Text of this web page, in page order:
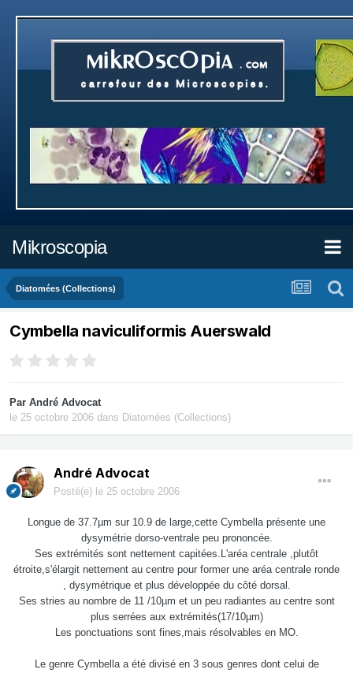
Mikroscopia
Diatomées (Collections)
Cymbella naviculiformis Auerswald
Par André Advocat
le 25 octobre 2006 dans Diatomées (Collections)
André Advocat
Posté(e) le 25 octobre 2006
Longue de 37.7µm sur 10.9 de large,cette Cymbella présente une
dysymétrie dorso-ventrale peu prononcée.
Ses extrémités sont nettement capitées.L'aréa centrale ,plutôt
étroite,s'élargit nettement au centre pour former une aréa centrale ronde
, dysymétrique et plus développée du côté dorsal.
Ses stries au nombre de 11 /10µm et un peu radiantes au centre sont
plus serrées aux extrémités(17/10µm)
Les ponctuations sont fines,mais résolvables en MO.
Le genre Cymbella a été divisé en 3 sous genres dont celui de